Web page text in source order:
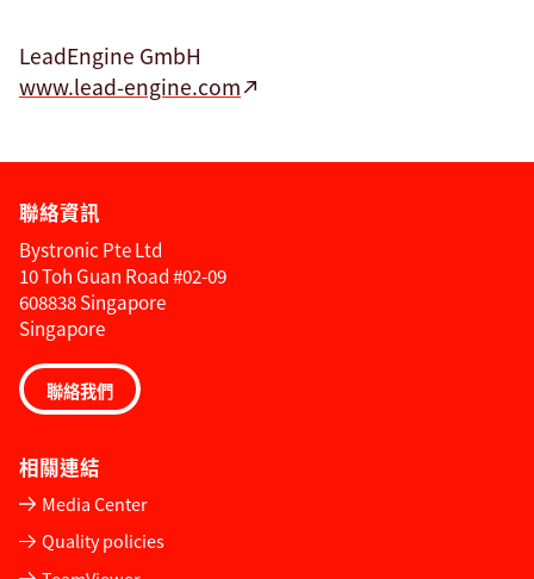
LeadEngine GmbH
www.lead-engine.com
聯絡資訊
Bystronic Pte Ltd
10 Toh Guan Road #02-09
608838 Singapore
Singapore
聯絡我們
相關連結
Media Center
Quality policies